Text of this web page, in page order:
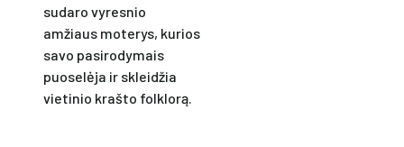
sudaro vyresnio
amžiaus moterys, kurios
savo pasirodymais
puoselėja ir skleidžia
vietinio krašto folklorą.